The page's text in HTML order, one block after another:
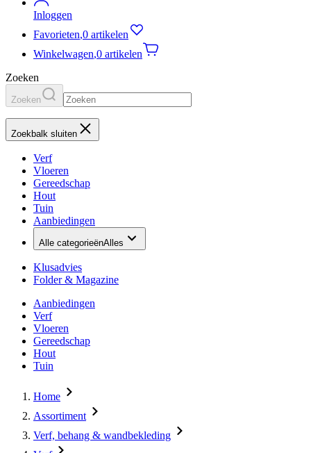
Inloggen
Favorieten,0 artikelen
Winkelwagen,0 artikelen
Zoeken
Zoeken
Zoekbalk sluiten
Verf
Vloeren
Gereedschap
Hout
Tuin
Aanbiedingen
Alle categorieënAlles
Klusadvies
Folder & Magazine
Aanbiedingen
Verf
Vloeren
Gereedschap
Hout
Tuin
Home
Assortiment
Verf, behang & wandbekleding